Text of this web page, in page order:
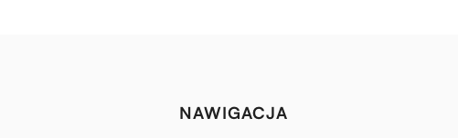
NAWIGACJA